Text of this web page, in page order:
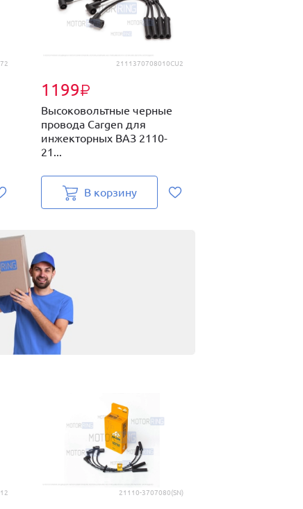
2111370708010CU2
1199₽
Высоковольтные черные
провода Cargen для
инжекторных ВАЗ 2110-
21...
В корзину
21110-3707080(SN)